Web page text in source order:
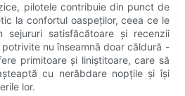
pilotele contribuie din punct de
la confortul oaspeților, ceea ce le
satisfăcătoare și recenzii
nu înseamnă doar căldură -
primitoare și liniștitoare, care să
cu nerăbdare nopțile și își
lor.